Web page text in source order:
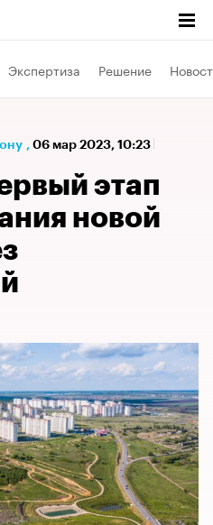
Экспертиза Решение
, 06 мар 2023, 10:23
этап
новой